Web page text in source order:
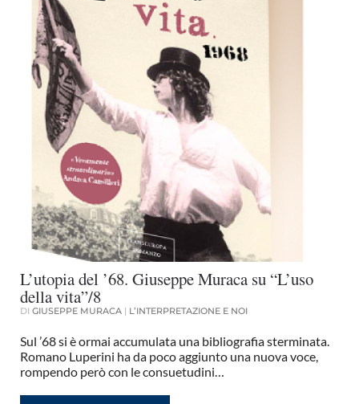
L’utopia del ’68. Giuseppe Muraca su “L’uso
della vita”/8
DI GIUSEPPE MURACA | L’INTERPRETAZIONE E NOI
Sul ’68 si è ormai accumulata una bibliografia sterminata.
Romano Luperini ha da poco aggiunto una nuova voce,
rompendo però con le consuetudini…